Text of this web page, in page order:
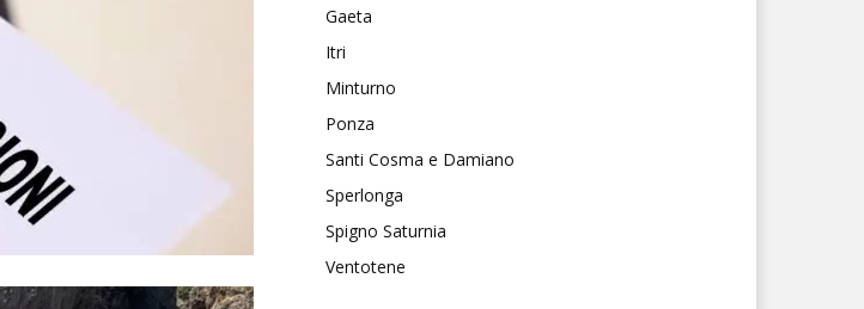
Gaeta
Itri
Minturno
Ponza
Santi Cosma e Damiano
Sperlonga
Spigno Saturnia
Ventotene